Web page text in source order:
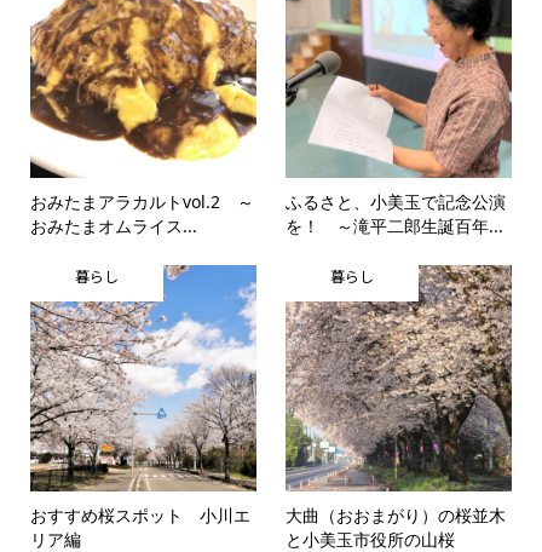
おみたまアラカルトvol.2 ～
おみたまオムライス...
ふるさと、小美玉で記念公演
を！ ～滝平二郎生誕百年...
暮らし
おすすめ桜スポット 小川エ
リア編
暮らし
大曲（おおまがり）の桜並木
と小美玉市役所の山桜